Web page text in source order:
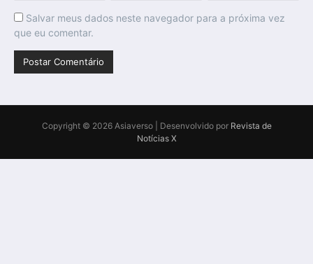
Salvar meus dados neste navegador para a próxima vez
que eu comentar.
Copyright © 2026 Asiaverso | Desenvolvido por Revista de
Notícias X